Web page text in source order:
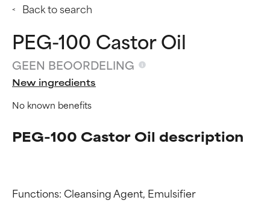
Back to search
PEG-100 Castor Oil
GEEN BEOORDELING
New ingredients
No known benefits
PEG-100 Castor Oil description
Functions: Cleansing Agent, Emulsifier